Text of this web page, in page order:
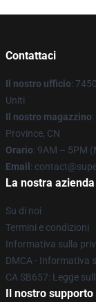
Contattaci
Il nostro ufficio:
Uniti
Il nostro magazzino
Province, CN
Orario: 9AM – 5PM
Email :
La nostra azienda
Su di noi
Termini e condizioni
Informativa sulla
DMCA - Informativa
CA SB657: Legge
Il nostro supporto